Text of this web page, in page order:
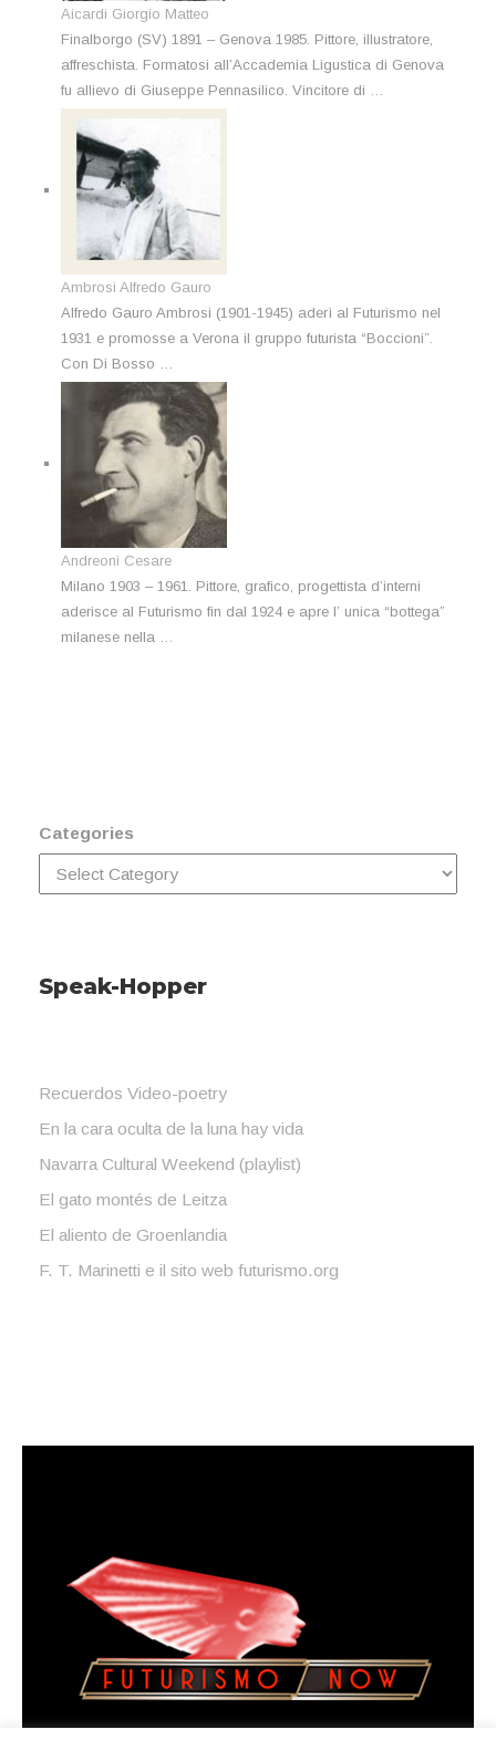
Aicardi Giorgio Matteo
Finalborgo (SV) 1891 – Genova 1985. Pittore, illustratore,
affreschista. Formatosi all’Accademia Ligustica di Genova
fu allievo di Giuseppe Pennasilico. Vincitore di …
Ambrosi Alfredo Gauro
Alfredo Gauro Ambrosi (1901-1945) aderì al Futurismo nel
1931 e promosse a Verona il gruppo futurista “Boccioni”.
Con Di Bosso …
Andreoni Cesare
Milano 1903 – 1961. Pittore, grafico, progettista d’interni
aderisce al Futurismo fin dal 1924 e apre l’ unica “bottega”
milanese nella …
Categories
Speak-Hopper
Recuerdos Video-poetry
En la cara oculta de la luna hay vida
Navarra Cultural Weekend (playlist)
El gato montés de Leitza
El aliento de Groenlandia
F. T. Marinetti e il sito web futurismo.org